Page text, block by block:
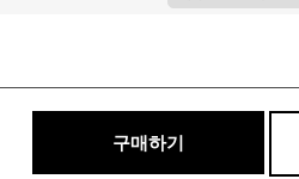
구매하기